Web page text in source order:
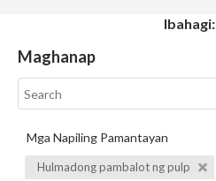
Ibahagi:
Maghanap
Mga Napiling Pamantayan
Hulmadong pambalot ng pulp